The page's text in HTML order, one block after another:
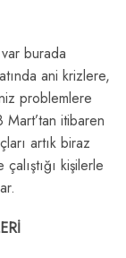
burada
ani krizlere,
problemlere
Mart’tan itibaren
artık biraz
kişilerle